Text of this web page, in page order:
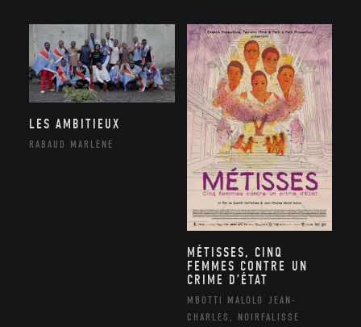
LES AMBITIEUX
RABAUD MARLÈNE
MÉTISSES, CINQ
FEMMES CONTRE UN
CRIME D’ÉTAT
MBOTTI MALOLO JEAN-
CHARLES, NOIRFALISSE